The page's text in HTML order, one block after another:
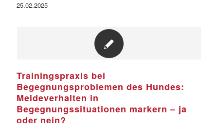
25.02.2025
Trainingspraxis bei
Begegnungsproblemen des Hundes:
Meideverhalten in
Begegnungssituationen markern – ja
oder nein?